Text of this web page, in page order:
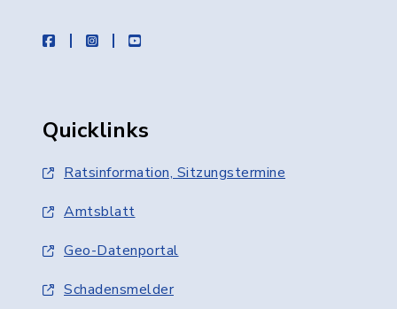
facebookinstagramyoutube
Quicklinks
Ratsinformation, Sitzungstermine
Amtsblatt
Geo-Datenportal
Schadensmelder